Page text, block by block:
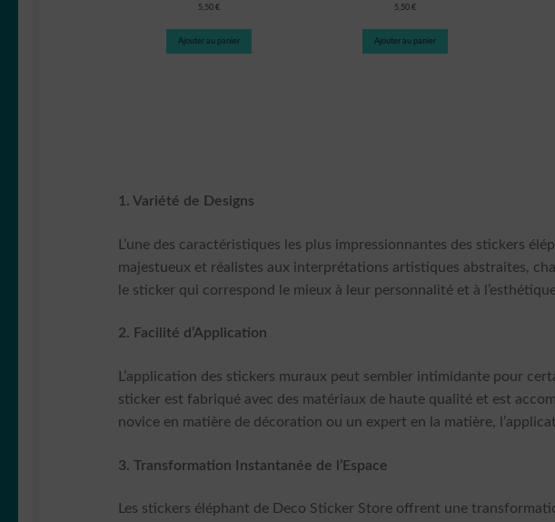
5,50 €
Ajouter au panier
5,50 €
Ajouter au panier
1. Variété de Designs
L’une des caractéristiques les plus impressionnantes des stickers
majestueux et réalistes aux interprétations artistiques abstraites,
le sticker qui correspond le mieux à leur personnalité et à
2. Facilité d’Application
L’application des stickers muraux peut sembler intimidante pour
sticker est fabriqué avec des matériaux de haute qualité et est
novice en matière de décoration ou un expert en la matière,
3. Transformation Instantanée de l’Espace
Les stickers éléphant de Deco Sticker Store offrent une